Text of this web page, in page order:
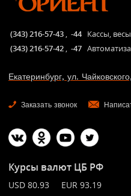
(343) 216-57-43 , -44 Кассы,
(343) 216-57-42 , -47
Екатеринбург, ул.
Заказать звонок
Курсы валют ЦБ РФ
USD 80.93 EUR 93.19